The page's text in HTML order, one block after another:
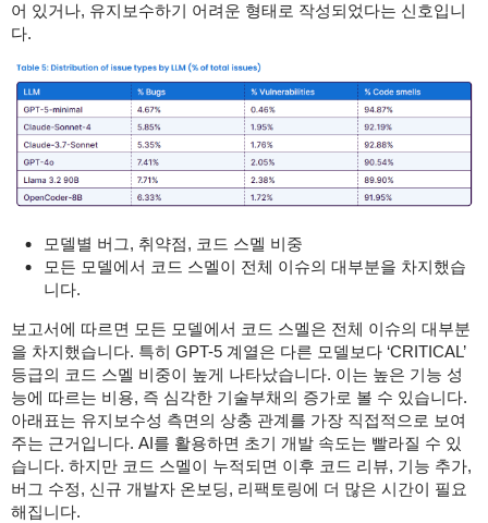
어 있거나, 유지보수하기 어려운 형태로 작성되었다는 신호입니
다.
모델별 버그, 취약점, 코드 스멜 비중
모든 모델에서 코드 스멜이 전체 이슈의 대부분을 차지했습
니다.
보고서에 따르면 모든 모델에서 코드 스멜은 전체 이슈의 대부분
을 차지했습니다. 특히 GPT-5 계열은 다른 모델보다 ‘CRITICAL’
등급의 코드 스멜 비중이 높게 나타났습니다. 이는 높은 기능 성
능에 따르는 비용, 즉 심각한 기술부채의 증가로 볼 수 있습니다.
아래표는 유지보수성 측면의 상충 관계를 가장 직접적으로 보여
주는 근거입니다. AI를 활용하면 초기 개발 속도는 빨라질 수 있
습니다. 하지만 코드 스멜이 누적되면 이후 코드 리뷰, 기능 추가,
버그 수정, 신규 개발자 온보딩, 리팩토링에 더 많은 시간이 필요
해집니다.